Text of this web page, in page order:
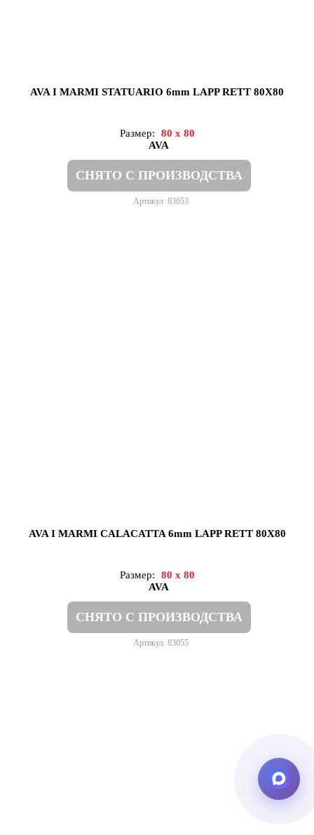
AVA I MARMI STATUARIO 6mm LAPP RETT 80X80
Размер:
80 x 80
AVA
СНЯТО С ПРОИЗВОДСТВА
Артикул: 83053
AVA I MARMI CALACATTA 6mm LAPP RETT 80X80
Размер:
80 x 80
AVA
СНЯТО С ПРОИЗВОДСТВА
Артикул: 83055